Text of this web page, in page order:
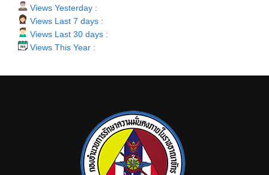
Views Yesterday :
Views Last 7 days :
Views Last 30 days :
Views This Year :